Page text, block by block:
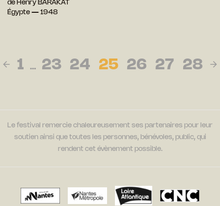
de Henry BARAKAT
Égypte — 1948
1 … 23 24 25 26 27 28
Le festival remercie chaleureusement ses partenaires pour leur
soutien ainsi que toutes les personnes, bénévoles, public, qui
rendent cet évènement possible.